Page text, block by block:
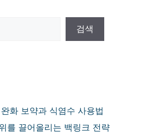
검색
화 보약과 식염수 사용법
를 끌어올리는 백링크 전략